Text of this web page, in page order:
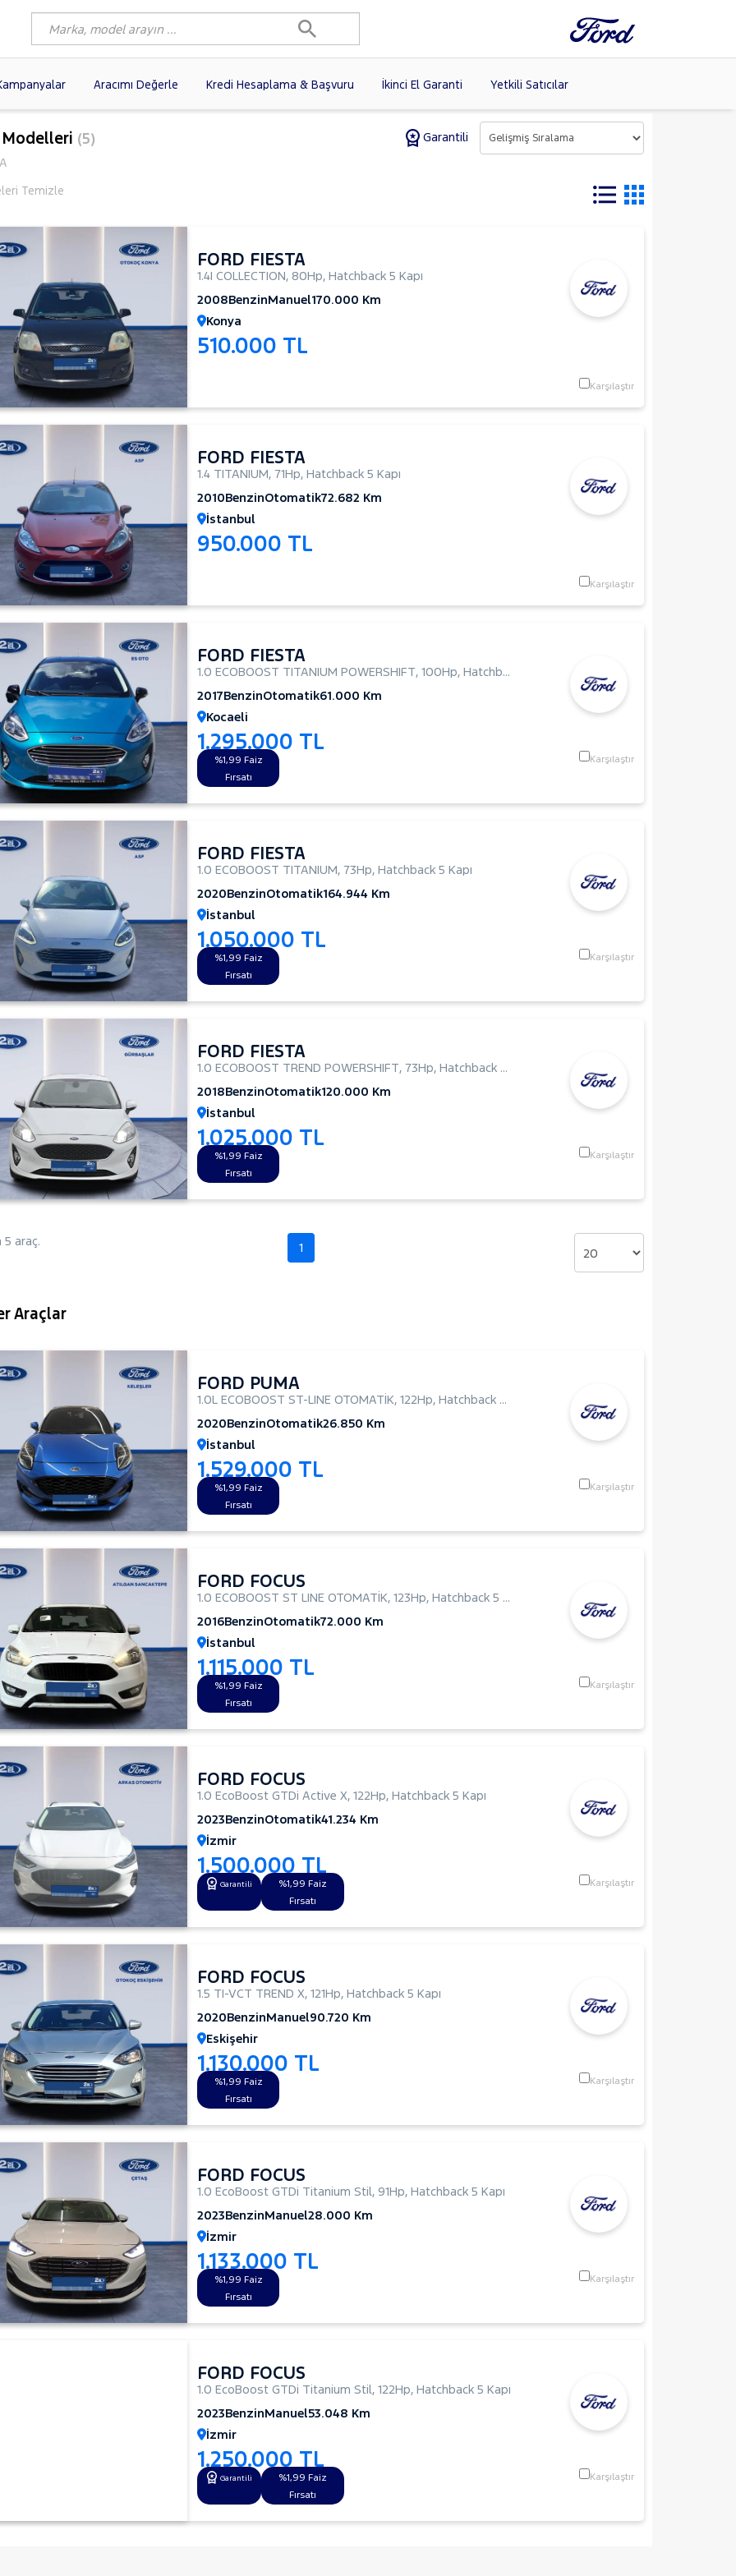
Aracımı Değerle Kredi Hesaplama & Başvuru İkinci El Garanti Yetkili Satıcılar
(20)
Modelleri (5)
Garantili
Temizle
FORD FIESTA
1.4I COLLECTION, 80Hp, Hatchback 5 Kapı
2008BenzinManuel170.000 Km
Konya
510.000 TL
Karşılaştır
FORD FIESTA
1.4 TITANIUM, 71Hp, Hatchback 5 Kapı
2010BenzinOtomatik72.682 Km
İstanbul
950.000 TL
Karşılaştır
FORD FIESTA
1.0 ECOBOOST TITANIUM POWERSHIFT, 100Hp, Hatchback 5 Kapı
2017BenzinOtomatik61.000 Km
Kocaeli
1.295.000 TL
%1,99 Faiz
Fırsatı
Karşılaştır
FORD FIESTA
1.0 ECOBOOST TITANIUM, 73Hp, Hatchback 5 Kapı
2020BenzinOtomatik164.944 Km
İstanbul
1.050.000 TL
%1,99 Faiz
Fırsatı
Karşılaştır
FORD FIESTA
1.0 ECOBOOST TREND POWERSHIFT, 73Hp, Hatchback 5 Kapı
2018BenzinOtomatik120.000 Km
İstanbul
1.025.000 TL
%1,99 Faiz
Fırsatı
Karşılaştır
araç. 1
Araçlar
FORD PUMA
1.0L ECOBOOST ST-LINE OTOMATİK, 122Hp, Hatchback 5 Kapı
2020BenzinOtomatik26.850 Km
İstanbul
1.529.000 TL
%1,99 Faiz
Fırsatı
Karşılaştır
FORD FOCUS
1.0 ECOBOOST ST LINE OTOMATİK, 123Hp, Hatchback 5 Kapı
2016BenzinOtomatik72.000 Km
İstanbul
1.115.000 TL
%1,99 Faiz
Fırsatı
Karşılaştır
FORD FOCUS
1.0 EcoBoost GTDi Active X, 122Hp, Hatchback 5 Kapı
2023BenzinOtomatik41.234 Km
İzmir
1.500.000 TL
Garantili
%1,99 Faiz
Fırsatı
Karşılaştır
FORD FOCUS
1.5 TI-VCT TREND X, 121Hp, Hatchback 5 Kapı
2020BenzinManuel90.720 Km
Eskişehir
1.130.000 TL
%1,99 Faiz
Fırsatı
Karşılaştır
FORD FOCUS
1.0 EcoBoost GTDi Titanium Stil, 91Hp, Hatchback 5 Kapı
2023BenzinManuel28.000 Km
İzmir
1.133.000 TL
%1,99 Faiz
Fırsatı
Karşılaştır
FORD FOCUS
1.0 EcoBoost GTDi Titanium Stil, 122Hp, Hatchback 5 Kapı
2023BenzinManuel53.048 Km
İzmir
1.250.000 TL
Garantili
%1,99 Faiz
Fırsatı
Karşılaştır